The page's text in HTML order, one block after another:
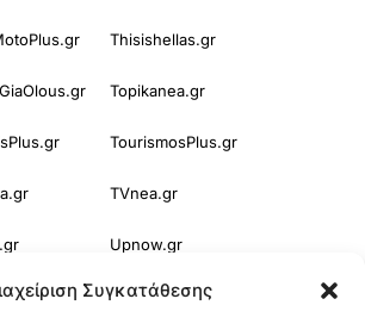
Συγκατάθεσης
Thisishellas.gr
Topikanea.gr
TourismosPlus.gr
TVnea.gr
Upnow.gr
VresSyntages.gr